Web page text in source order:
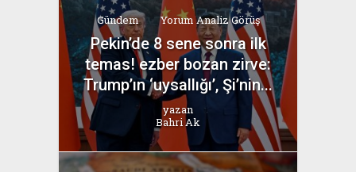
Gündem Yorum Analiz Görüş
Pekin’de 8 sene sonra ilk
temas! ezber bozan zirve:
Trump’ın ‘uysallığı’, Şi’nin...
yazan
Bahri Ak